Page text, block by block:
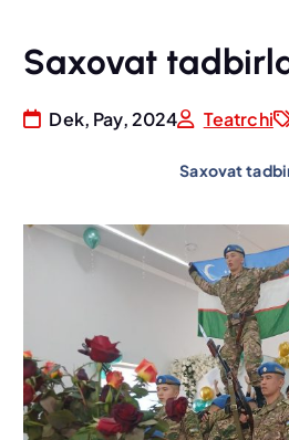
Saxovat
Dek, Pay, 2024 Teatrchi
Saxovat